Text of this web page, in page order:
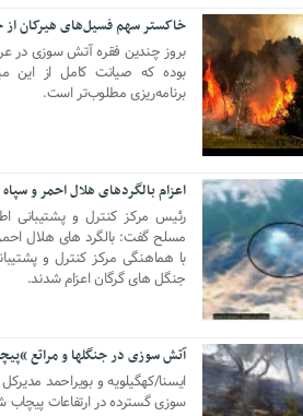
خاکستر سهم فسیل‌های هیرکان
بروز چندین فقره آتش سوزی در
بوده که صیانت کامل از این
برنامه‌ریزی مطلوب‌تر است.
اعزام بالگردهای هلال احمر و
رئیس مرکز کنترل و پشتیبانی
با هماهنگی مرکز کنترل و
جنگل های گرگان اعزام شدند.
آتش سوزی در جنگلها و مراتع
ایسنا/کهگیلویه و بویراحمد
سوزی گسترده در ارتفاعات